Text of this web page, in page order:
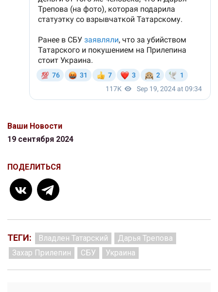
Ваши Новости
19 сентября 2024
ПОДЕЛИТЬСЯ
ТЕГИ: Владлен Татарский
Дарья Трепова
Захар Прилепин
СБУ Украина